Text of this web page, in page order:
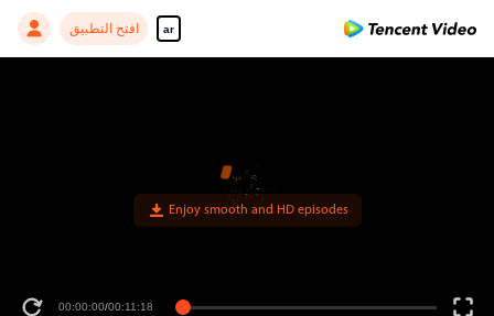
ar افتح التطبيق
00:00:00/00:11:18